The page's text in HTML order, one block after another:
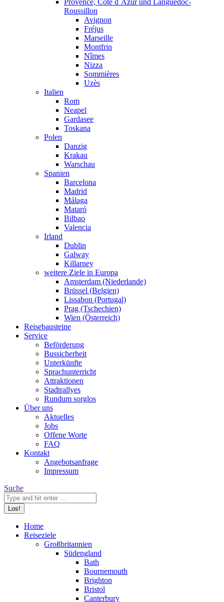
Provence, Côte d´Azur und Languedoc-
Roussillon
Avignon
Fréjus
Marseille
Montfrin
Nîmes
Nizza
Sommières
Uzès
Italien
Rom
Neapel
Gardasee
Toskana
Polen
Danzig
Krakau
Warschau
Spanien
Barcelona
Madrid
Málaga
Mataró
Bilbao
Valencia
Irland
Dublin
Galway
Killarney
weitere Ziele in Europa
Amsterdam (Niederlande)
Brüssel (Belgien)
Lissabon (Portugal)
Prag (Tschechien)
Wien (Österreich)
Reisebausteine
Service
Beförderung
Bussicherheit
Unterkünfte
Sprachunterricht
Attraktionen
Stadtrallyes
Rundum sorglos
Über uns
Aktuelles
Jobs
Offene Worte
FAQ
Kontakt
Angebotsanfrage
Impressum
Search:
Suche
Home
Reiseziele
Großbritannien
Südengland
Bath
Bournemouth
Brighton
Bristol
Canterbury